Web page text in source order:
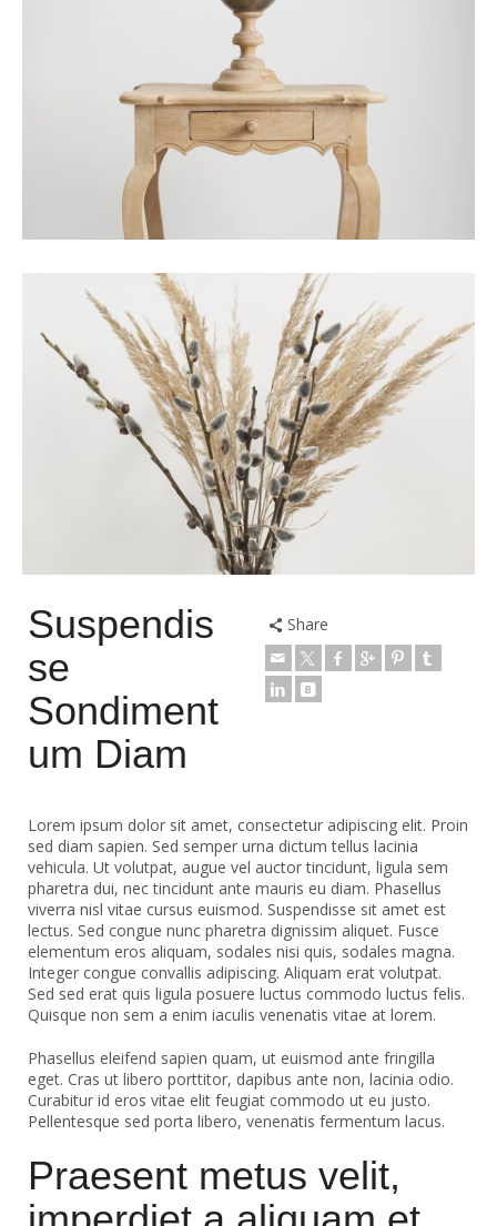
Suspendis
se
Sondiment
um Diam
Share
Lorem ipsum dolor sit amet, consectetur adipiscing elit. Proin
sed diam sapien. Sed semper urna dictum tellus lacinia
vehicula. Ut volutpat, augue vel auctor tincidunt, ligula sem
pharetra dui, nec tincidunt ante mauris eu diam. Phasellus
viverra nisl vitae cursus euismod. Suspendisse sit amet est
lectus. Sed congue nunc pharetra dignissim aliquet. Fusce
elementum eros aliquam, sodales nisi quis, sodales magna.
Integer congue convallis adipiscing. Aliquam erat volutpat.
Sed sed erat quis ligula posuere luctus commodo luctus felis.
Quisque non sem a enim iaculis venenatis vitae at lorem.
Phasellus eleifend sapien quam, ut euismod ante fringilla
eget. Cras ut libero porttitor, dapibus ante non, lacinia odio.
Curabitur id eros vitae elit feugiat commodo ut eu justo.
Pellentesque sed porta libero, venenatis fermentum lacus.
Praesent metus velit,